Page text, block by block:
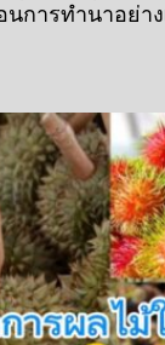
นการทำนาอย่า